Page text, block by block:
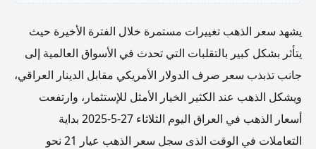
يشهد سعر الذهب تغييرات مستمرة خلال الفترة الأخيرة حيث
يتأثر بشكل كبير بالتقلبات التي تحدث في الأسواق العالمية إلى
جانب تذبذب سعر صرف الدولار الأمريكي مقابل الدينار العراقي،
ويشكل الذهب عند الكثير الخيار الأمثل للإستثمار، وارتفعت
أسعار الذهب في العراق اليوم الثلاثاء 27-5-2025 بداية
التعاملات في الوقت الذى سجل سعر الذهب عيار 21 نحو